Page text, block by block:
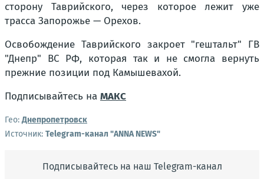
сторону Таврийского, через которое лежит уже
трасса Запорожье — Орехов.
Освобождение Таврийского закроет "гештальт" ГВ
"Днепр" ВС РФ, которая так и не смогла вернуть
прежние позиции под Камышевахой.
Подписывайтесь на МАКС
Гео:Днепропетровск
Источник: Telegram-канал "ANNA NEWS"
Подписывайтесь на наш Telegram-канал